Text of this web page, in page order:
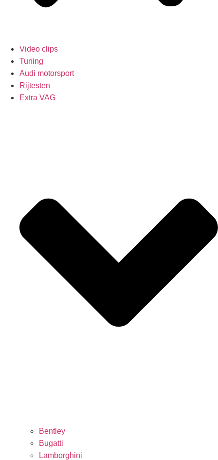
Video clips
Tuning
Audi motorsport
Rijtesten
Extra VAG
Bentley
Bugatti
Lamborghini